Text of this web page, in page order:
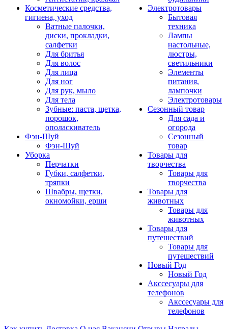
Косметические средства,
гигиена, уход
Ватные палочки,
диски, прокладки,
салфетки
Для бритья
Для волос
Для лица
Для ног
Для рук, мыло
Для тела
Зубные: паста, щетка,
порошок,
ополаскиватель
Фэн-Шуй
Фэн-Шуй
Уборка
Перчатки
Губки, салфетки,
тряпки
Швабры, щетки,
окномойки, ерши
Электротовары
Бытовая
техника
Лампы
настольные,
люстры,
светильники
Элементы
питания,
лампочки
Электротовары
Сезонный товар
Для сада и
огорода
Сезонный
товар
Товары для
творчества
Товары для
творчества
Товары для
животных
Товары для
животных
Товары для
путешествий
Товары для
путешествий
Новый Год
Новый Год
Акссесуары для
телефонов
Акссесуары для
телефонов